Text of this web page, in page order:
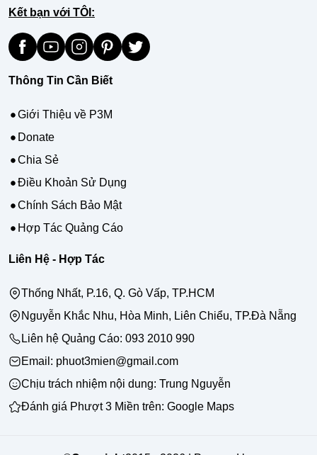
Kết bạn với TÔI:
Thông Tin Cần Biết
Giới Thiệu về P3M
Donate
Chia Sẻ
Điều Khoản Sử Dụng
Chính Sách Bảo Mật
Hợp Tác Quảng Cáo
Liên Hệ - Hợp Tác
Thống Nhất, P.16, Q. Gò Vấp, TP.HCM
Nguyễn Khắc Nhu, Hòa Minh, Liên Chiểu, TP.Đà Nẵng
Liên hệ Quảng Cáo: 093 2010 990
Email: phuot3mien@gmail.com
Chịu trách nhiệm nội dung: Trung Nguyễn
Đánh giá Phượt 3 Miền trên: Google Maps